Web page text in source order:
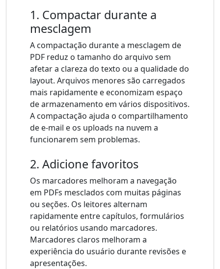
1. Compactar durante a
mesclagem
A compactação durante a mesclagem de
PDF reduz o tamanho do arquivo sem
afetar a clareza do texto ou a qualidade do
layout. Arquivos menores são carregados
mais rapidamente e economizam espaço
de armazenamento em vários dispositivos.
A compactação ajuda o compartilhamento
de e-mail e os uploads na nuvem a
funcionarem sem problemas.
2. Adicione favoritos
Os marcadores melhoram a navegação
em PDFs mesclados com muitas páginas
ou seções. Os leitores alternam
rapidamente entre capítulos, formulários
ou relatórios usando marcadores.
Marcadores claros melhoram a
experiência do usuário durante revisões e
apresentações.